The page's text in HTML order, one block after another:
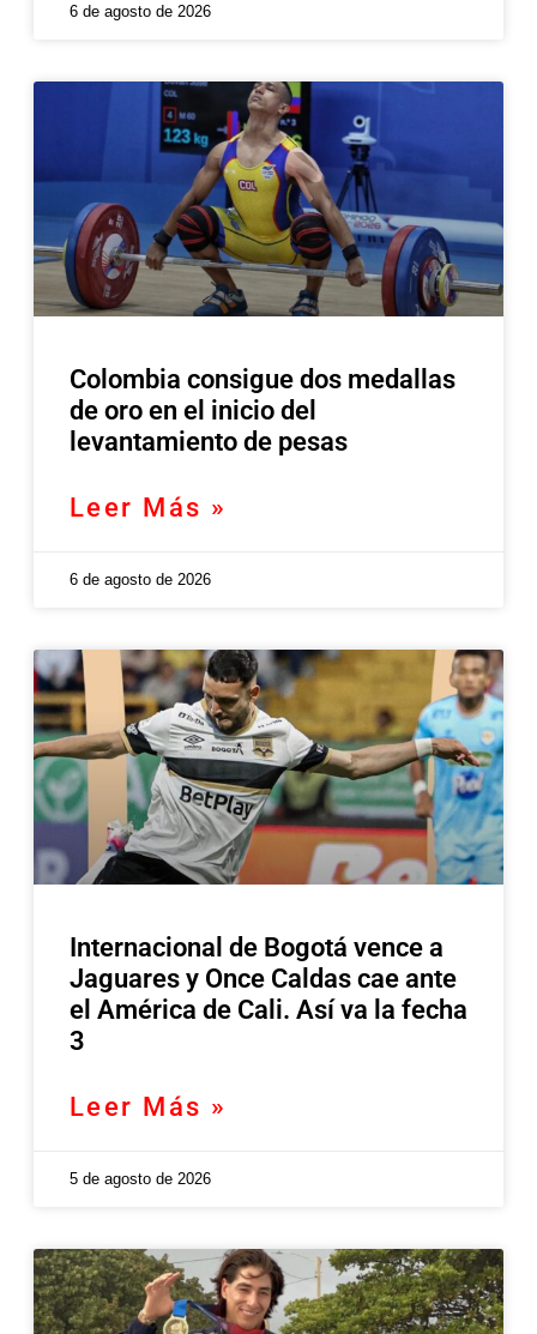
6 de agosto de 2026
Colombia consigue dos medallas
de oro en el inicio del
levantamiento de pesas
Leer Más »
6 de agosto de 2026
Internacional de Bogotá vence a
Jaguares y Once Caldas cae ante
el América de Cali. Así va la fecha
3
Leer Más »
5 de agosto de 2026